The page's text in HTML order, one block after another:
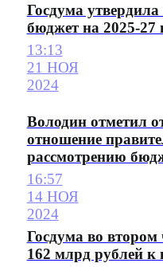
Госдума
бюджет на 2025-27
13:13
21 НОЯ
2024
Володин отметил
отношение
рассмотрению
16:57
14 НОЯ
2024
Госдума во втором
162 млрд рублей к